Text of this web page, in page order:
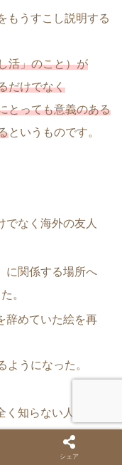
もうすこし説明する
活」のこと）が
だけでなく
とっても意義のある
というものです。
でなく海外の友人
に関係する場所へ
。
辞めていた絵を再
うになった。
知らない人から
なたの絵に励まさ
シェア